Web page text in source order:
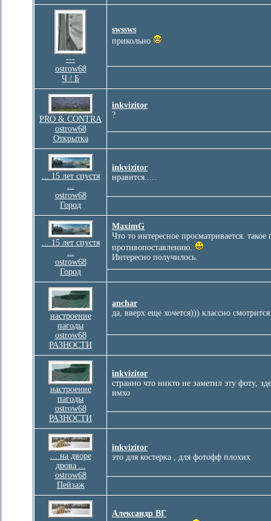
---
ostrow68
Ч / Б
swssws
прикольно
PRO & CONTRA
ostrow68
Открытка
inkvizitor
?
... 15 лет спустя
...
ostrow68
Город
inkvizitor
нравится.....
... 15 лет спустя
...
ostrow68
Город
MaximG
Что то интересное просматривается.
противопоставлению.
Интересно получилось.
настроение
пагоды
ostrow68
РАЗНОСТИ
anchar
да, вверх еще хочется))) классно
настроение
пагоды
ostrow68
РАЗНОСТИ
inkvizitor
странно что никто не заметил эту фоту,
имхо
... на дворе
дрова ...
ostrow68
Пейзаж
inkvizitor
это для костерка , для фотофф плохих
Александр ВГ